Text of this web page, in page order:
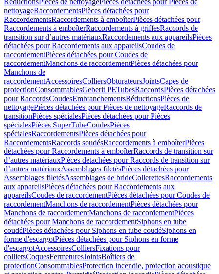
RéductionsPièces de nettoyagePièces détachées pour Pièces de
nettoyageRaccordementsPièces détachées pour
RaccordementsRaccordements à emboîterPièces détachées pour
Raccordements à emboîterRaccordements à griffesRaccords de
transition sur d’autres matériauxRaccordements aux appareilsPièces
détachées pour Raccordements aux appareilsCoudes de
raccordementPièces détachées pour Coudes de
raccordementManchons de raccordementPièces détachées pour
Manchons de
raccordementAccessoiresColliersObturateursJointsCapes de
protectionConsommablesGeberit PETubesRaccordsPièces détachées
pour RaccordsCoudesEmbranchementsRéductionsPièces de
nettoyagePièces détachées pour Pièces de nettoyageRaccords de
transitionPièces spécialesPièces détachées pour Pièces
spécialesPièces SuperTubeCoudesPièces
spécialesRaccordementsPièces détachées pour
RaccordementsRaccords soudésRaccordements à emboîterPièces
détachées pour Raccordements à emboîterRaccords de transition sur
d’autres matériauxPièces détachées pour Raccords de transition sur
d’autres matériauxAssemblages filetésPièces détachées pour
Assemblages filetésAssemblages de brideCollerettesRaccordements
aux appareilsPièces détachées pour Raccordements aux
appareilsCoudes de raccordementPièces détachées pour Coudes de
raccordementManchons de raccordementPièces détachées pour
Manchons de raccordementManchons de raccordementPièces
détachées pour Manchons de raccordementSiphons en tube
coudéPièces détachées pour Siphons en tube coudéSiphons en
forme d'escargotPièces détachées pour Siphons en forme
d'escargotAccessoiresColliersFixations pour
colliersCoquesFermeturesJointsBoîtiers de
protectionConsommablesProtection incendie, protection acoustique